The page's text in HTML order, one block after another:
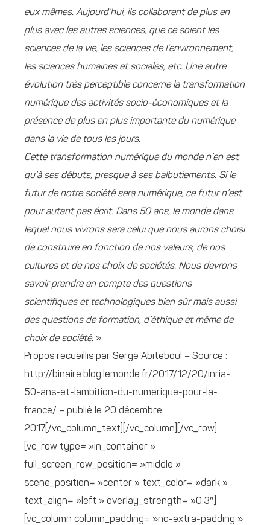
eux mêmes. Aujourd’hui, ils collaborent de plus en
plus avec les autres sciences, que ce soient les
sciences de la vie, les sciences de l’environnement,
les sciences humaines et sociales, etc. Une autre
évolution très perceptible concerne la transformation
numérique des activités socio-économiques et la
présence de plus en plus importante du numérique
dans la vie de tous les jours.
Cette transformation numérique du monde n’en est
qu’à ses débuts, presque à ses balbutiements. Si le
futur de notre société sera numérique, ce futur n’est
pour autant pas écrit. Dans 50 ans, le monde dans
lequel nous vivrons sera celui que nous aurons choisi
de construire en fonction de nos valeurs, de nos
cultures et de nos choix de sociétés. Nous devrons
savoir prendre en compte des questions
scientifiques et technologiques bien sûr mais aussi
des questions de formation, d’éthique et même de
choix de société. »
Propos recueillis par Serge Abiteboul – Source :
http://binaire.blog.lemonde.fr/2017/12/20/inria-
50-ans-et-lambition-du-numerique-pour-la-
france/ – publié le 20 décembre
2017[/vc_column_text][/vc_column][/vc_row]
[vc_row type= »in_container »
full_screen_row_position= »middle »
scene_position= »center » text_color= »dark »
text_align= »left » overlay_strength= »0.3″]
[vc_column column_padding= »no-extra-padding »